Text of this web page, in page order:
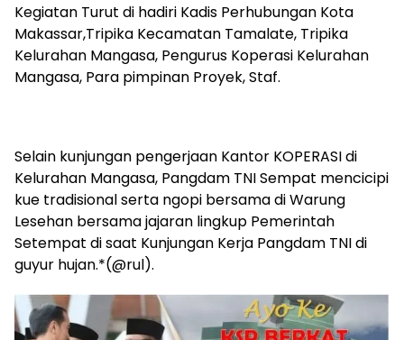
Kegiatan Turut di hadiri Kadis Perhubungan Kota
Makassar,Tripika Kecamatan Tamalate, Tripika
Kelurahan Mangasa, Pengurus Koperasi Kelurahan
Mangasa, Para pimpinan Proyek, Staf.
Selain kunjungan pengerjaan Kantor KOPERASI di
Kelurahan Mangasa, Pangdam TNI Sempat mencicipi
kue tradisional serta ngopi bersama di Warung
Lesehan bersama jajaran lingkup Pemerintah
Setempat di saat Kunjungan Kerja Pangdam TNI di
guyur hujan.*(@rul).